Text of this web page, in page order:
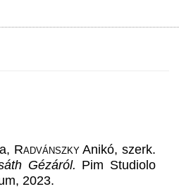
RadvánszkyAnikó, szerk.
Gézáról. Pim Studiolo
2023.